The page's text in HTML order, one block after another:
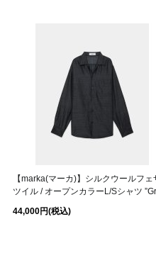
【marka(マーカ)】シルクウールフェ
ツイル / オープンカラーL/Sシャツ
44,000円(税込)